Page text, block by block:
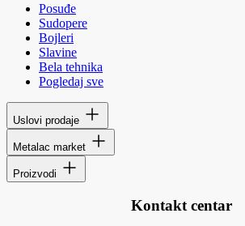
Posuđe
Sudopere
Bojleri
Slavine
Bela tehnika
Pogledaj sve
Uslovi prodaje
Metalac market
Proizvodi
Kontakt centar